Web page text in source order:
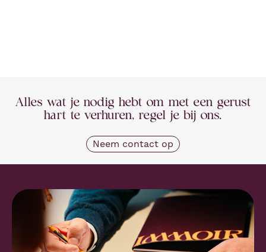
Alles wat je nodig hebt om met een gerust
hart te verhuren, regel je bij ons.
Neem contact op
Onze troeven